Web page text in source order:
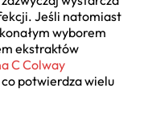
Jeśli natomiast
wyborem
ekstraktów
C Colway
potwierdza wielu